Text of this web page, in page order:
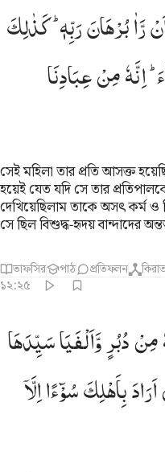
كذالك لنصرف عنه السوء
بُرْهَـٰنَ رَبِّهِۦ ۚ كَذَٰلِكَرَّاٰبُرْهَانَرَبِّهٖ ؕ كَذٰلِكَ
اِنَّهٗمِنْعِبَادِنَا
সেই মহিলা তার প্রতি আসক্ত
হয়েই যেত যদি সে তার
দেখিয়েছিলাম তাকে অসৎ কর্ম ও
সে ছিল বিশুদ্ধ-হৃদয় বান্দাদের
তাফসির পাঠ প্রতিফলন
১২:২৫
سيدها لدى الباب قالت ما
سَيِّدَهَا لَدَا ٱلْبَابِ مِنْدُبُرٍوَّاَلْفَیَاسَیِّدَهَا
اَرَادَبِاَهْلِكَسُوْٓءًااِلَّاۤ